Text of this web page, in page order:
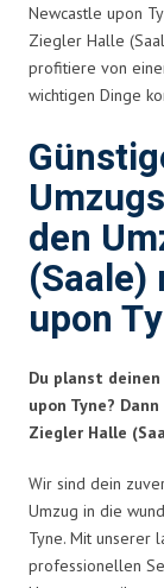
Newcastle upon
Ziegler Halle
profitiere von
wichtigen Dinge
den
(Saale)
upon
Du planst
upon Tyne?
Ziegler Halle
Wir sind dein
Umzug in die
Tyne. Mit unserer
professionellen